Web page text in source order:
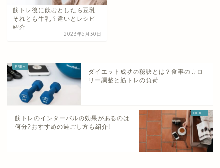
筋トレ後に飲むとしたら豆乳
それとも牛乳？違いとレシピ
紹介
2023年5月30日
ダイエット成功の秘訣とは？食事のカロ
リー調整と筋トレの負荷
筋トレのインターバルの効果があるのは
何分?おすすめの過ごし方も紹介!